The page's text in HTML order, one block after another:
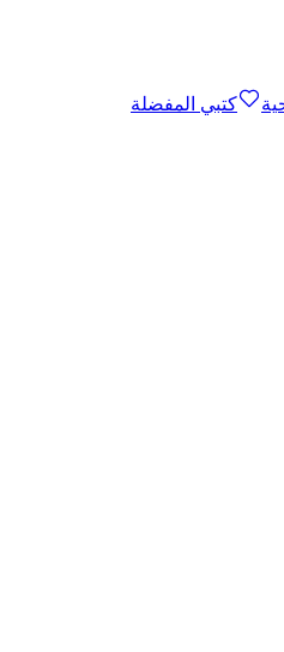
كتبي المفضلة